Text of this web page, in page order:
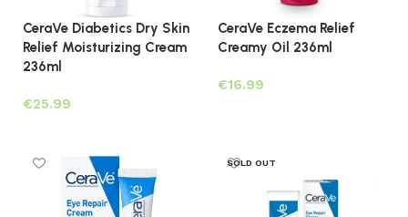
CeraVe Diabetics Dry Skin
Relief Moisturizing Cream
236ml
€
CeraVe Eczema Relief
Creamy Oil 236ml
€
SOLD OUT